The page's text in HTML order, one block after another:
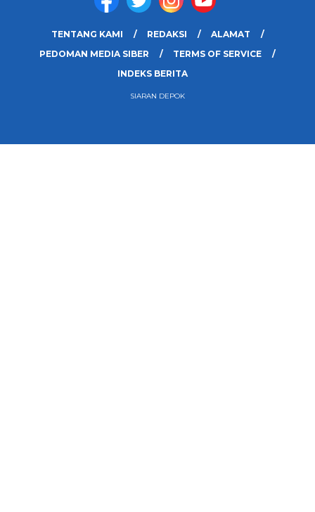
TENTANG KAMI REDAKSI
ALAMAT
PEDOMAN MEDIA SIBER
TERMS OF SERVICE
INDEKS BERITA
SIARAN DEPOK